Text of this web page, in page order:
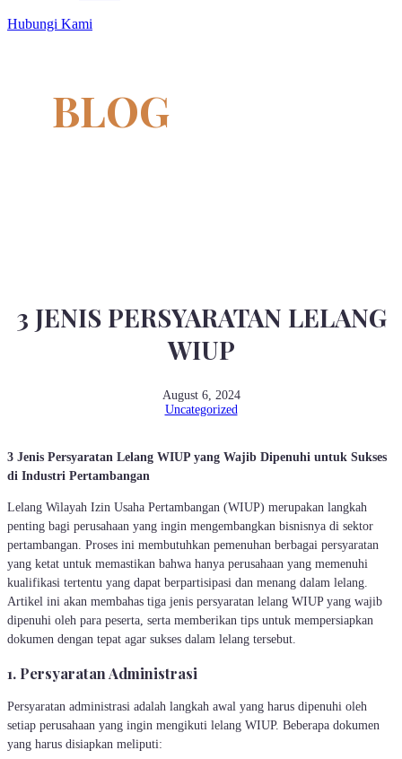
Hubungi Kami
3 JENIS PERSYARATAN LELANG
WIUP
August 6, 2024
Uncategorized
3 Jenis Persyaratan Lelang WIUP yang Wajib Dipenuhi untuk Sukses
di Industri Pertambangan
Lelang Wilayah Izin Usaha Pertambangan (WIUP) merupakan langkah
penting bagi perusahaan yang ingin mengembangkan bisnisnya di sektor
pertambangan. Proses ini membutuhkan pemenuhan berbagai persyaratan
yang ketat untuk memastikan bahwa hanya perusahaan yang memenuhi
kualifikasi tertentu yang dapat berpartisipasi dan menang dalam lelang.
Artikel ini akan membahas tiga jenis persyaratan lelang WIUP yang wajib
dipenuhi oleh para peserta, serta memberikan tips untuk mempersiapkan
dokumen dengan tepat agar sukses dalam lelang tersebut.
1. Persyaratan Administrasi
Persyaratan administrasi adalah langkah awal yang harus dipenuhi oleh
setiap perusahaan yang ingin mengikuti lelang WIUP. Beberapa dokumen
yang harus disiapkan meliputi: